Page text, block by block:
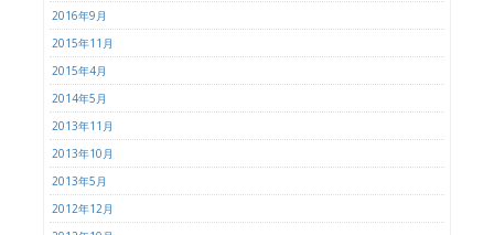
2016年9月
2015年11月
2015年4月
2014年5月
2013年11月
2013年10月
2013年5月
2012年12月